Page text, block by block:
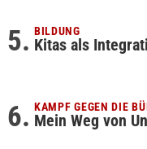
BILDUNG
Kitas als
KAMPF GEGEN DIE
Mein Weg von